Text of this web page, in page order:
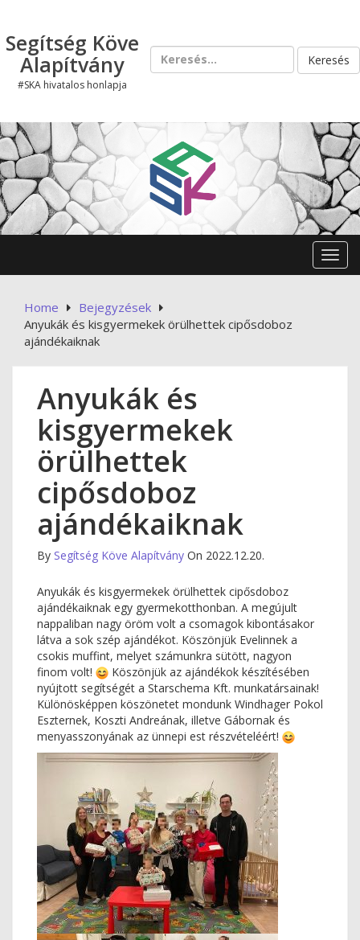
content
Segítség Köve
Alapítvány
#SKA hivatalos honlapja
Keresés:
Home
Bejegyzések
Anyukák és kisgyermekek örülhettek cipősdoboz
ajándékaiknak
Anyukák és
kisgyermekek
örülhettek
cipősdoboz
ajándékaiknak
By Segítség Köve Alapítvány On 2022.12.20.
Anyukák és kisgyermekek örülhettek cipősdoboz
ajándékaiknak egy gyermekotthonban. A megújult
nappaliban nagy öröm volt a csomagok kibontásakor
látva a sok szép ajándékot. Köszönjük Evelinnek a
csokis muffint, melyet számunkra sütött, nagyon
finom volt!
Köszönjük az ajándékok készítésében
nyújtott segítségét a Starschema Kft. munkatársainak!
Különösképpen köszönetet mondunk Windhager Pokol
Eszternek, Koszti Andreának, illetve Gábornak és
menyasszonyának az ünnepi est részvételéért!